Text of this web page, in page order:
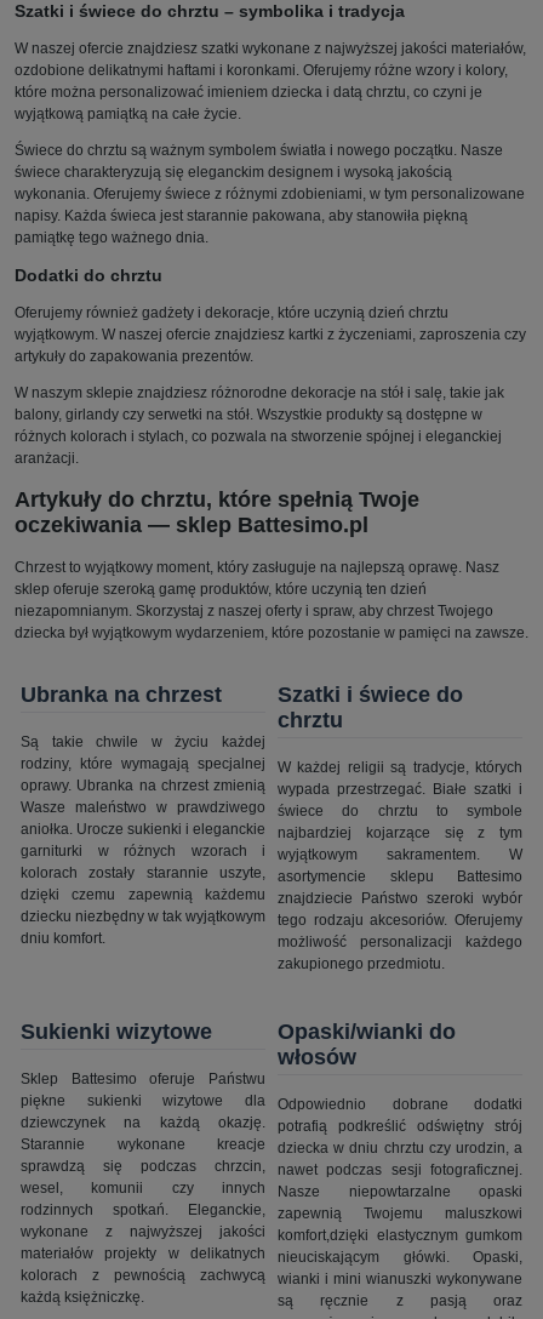
Szatki i świece do chrztu – symbolika i tradycja
W naszej ofercie znajdziesz szatki wykonane z najwyższej jakości materiałów,
ozdobione delikatnymi haftami i koronkami. Oferujemy różne wzory i kolory,
które można personalizować imieniem dziecka i datą chrztu, co czyni je
wyjątkową pamiątką na całe życie.
Świece do chrztu są ważnym symbolem światła i nowego początku. Nasze
świece charakteryzują się eleganckim designem i wysoką jakością
wykonania. Oferujemy świece z różnymi zdobieniami, w tym personalizowane
napisy. Każda świeca jest starannie pakowana, aby stanowiła piękną
pamiątkę tego ważnego dnia.
Dodatki do chrztu
Oferujemy również gadżety i dekoracje, które uczynią dzień chrztu
wyjątkowym. W naszej ofercie znajdziesz kartki z życzeniami, zaproszenia czy
artykuły do zapakowania prezentów.
W naszym sklepie znajdziesz różnorodne dekoracje na stół i salę, takie jak
balony, girlandy czy serwetki na stół. Wszystkie produkty są dostępne w
różnych kolorach i stylach, co pozwala na stworzenie spójnej i eleganckiej
aranżacji.
Artykuły do chrztu, które spełnią Twoje
oczekiwania — sklep Battesimo.pl
Chrzest to wyjątkowy moment, który zasługuje na najlepszą oprawę. Nasz
sklep oferuje szeroką gamę produktów, które uczynią ten dzień
niezapomnianym. Skorzystaj z naszej oferty i spraw, aby chrzest Twojego
dziecka był wyjątkowym wydarzeniem, które pozostanie w pamięci na zawsze.
Ubranka na chrzest
Są takie chwile w życiu każdej
rodziny, które wymagają specjalnej
oprawy. Ubranka na chrzest zmienią
Wasze maleństwo w prawdziwego
aniołka. Urocze sukienki i eleganckie
garniturki w różnych wzorach i
kolorach zostały starannie uszyte,
dzięki czemu zapewnią każdemu
dziecku niezbędny w tak wyjątkowym
dniu komfort.
Szatki i świece do
chrztu
W każdej religii są tradycje, których
wypada przestrzegać. Białe szatki i
świece do chrztu to symbole
najbardziej kojarzące się z tym
wyjątkowym sakramentem. W
asortymencie sklepu Battesimo
znajdziecie Państwo szeroki wybór
tego rodzaju akcesoriów. Oferujemy
możliwość personalizacji każdego
zakupionego przedmiotu.
Sukienki wizytowe
Sklep Battesimo oferuje Państwu
piękne sukienki wizytowe dla
dziewczynek na każdą okazję.
Starannie wykonane kreacje
sprawdzą się podczas chrzcin,
wesel, komunii czy innych
rodzinnych spotkań. Eleganckie,
wykonane z najwyższej jakości
materiałów projekty w delikatnych
kolorach z pewnością zachwycą
każdą księżniczkę.
Opaski/wianki do
włosów
Odpowiednio dobrane dodatki
potrafią podkreślić odświętny strój
dziecka w dniu chrztu czy urodzin, a
nawet podczas sesji fotograficznej.
Nasze niepowtarzalne opaski
zapewnią Twojemu maluszkowi
komfort,dzięki elastycznym gumkom
nieuciskającym główki. Opaski,
wianki i mini wianuszki wykonywane
są ręcznie z pasją oraz